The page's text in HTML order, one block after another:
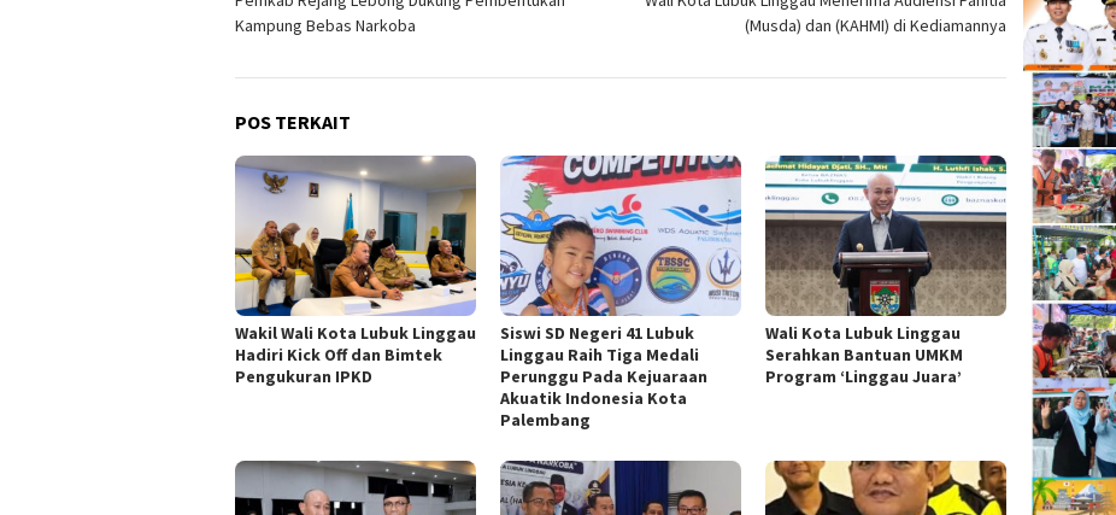
pos
Kampung Bebas Narkoba
(Musda) dan (KAHMI) di Kediamannya
POS TERKAIT
Wakil Wali Kota Lubuk Linggau
Hadiri Kick Off dan Bimtek
Pengukuran IPKD
Siswi SD Negeri 41 Lubuk
Linggau Raih Tiga Medali
Perunggu Pada Kejuaraan
Akuatik Indonesia Kota
Palembang
Wali Kota Lubuk Linggau
Serahkan Bantuan UMKM
Program ‘Linggau Juara’